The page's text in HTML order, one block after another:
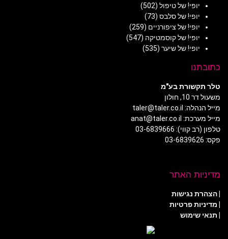
יופי! של טיפול (502)
יופי! של סלבס (73)
יופי! של ציפורניים (259)
יופי! של קוסמטיקה (547)
יופי! של שיער (535)
כתובתנו
טלר תקשורת בע"מ
משעול דר 10, חולון
מייל הנהלה: taler@taler.co.il
מייל מערכת: anat@taler.co.il
טלפון (רב קווי): 03-6839666
פקס: 03-6839626
מדיניות האתר
הצהרת נגישות
מדיניות פרטיות
| תנאי שימוש